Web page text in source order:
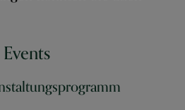
Events